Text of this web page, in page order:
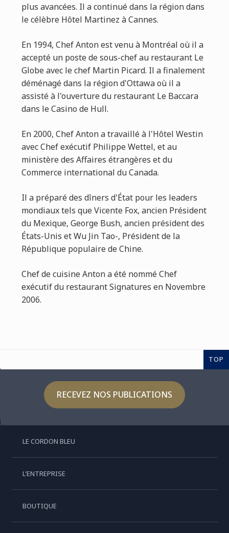
plus avancées. Il a continué dans la région dans
le célèbre Hôtel Martinez à Cannes.
En 1994, Chef Anton est venu à Montréal où il a
accepté un poste de sous-chef au restaurant Le
Globe avec le chef Martin Picard. Il a finalement
déménagé dans la région d'Ottawa où il a
assisté à l'ouverture du restaurant Le Baccara
dans le Casino de Hull.
En 2000, Chef Anton a travaillé à l'Hôtel Westin
avec Chef exécutif Philippe Wettel, et au
ministère des Affaires étrangères et du
Commerce international du Canada.
Il a préparé des dîners d'État pour les leaders
mondiaux tels que Vicente Fox, ancien Président
du Mexique, George Bush, ancien président des
États-Unis et Wu Jin Tao-, Président de la
République populaire de Chine.
Chef de cuisine Anton a été nommé Chef
exécutif du restaurant Signatures en Novembre
2006.
TOP
RECEVEZ NOS PUBLICATIONS
LE CORDON BLEU
L'ENTREPRISE
BOUTIQUE